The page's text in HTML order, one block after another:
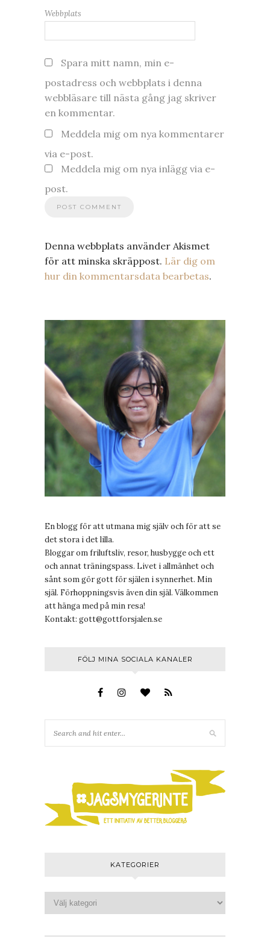
Webbplats
Spara mitt namn, min e-
postadress och webbplats i denna
webbläsare till nästa gång jag skriver
en kommentar.
Meddela mig om nya kommentarer
via e-post.
Meddela mig om nya inlägg via e-
post.
Denna webbplats använder Akismet
för att minska skräppost. Lär dig om
hur din kommentarsdata bearbetas.
En blogg för att utmana mig själv och för att se
det stora i det lilla.
Bloggar om friluftsliv, resor, husbygge och ett
och annat träningspass. Livet i allmänhet och
sånt som gör gott för själen i synnerhet. Min
själ. Förhoppningsvis även din själ. Välkommen
att hänga med på min resa!
Kontakt: gott@gottforsjalen.se
FÖLJ MINA SOCIALA KANALER
KATEGORIER